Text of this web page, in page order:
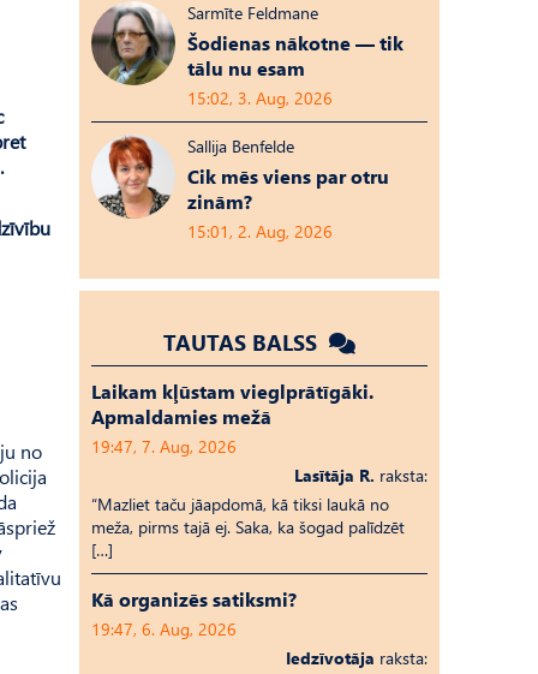
no
Sarmīte Feldmane
Šodienas nākotne — tik
tālu nu esam
15:02, 3. Aug, 2026
Sallija Benfelde
Cik mēs viens par otru
zinām?
15:01, 2. Aug, 2026
TAUTAS BALSS
Laikam kļūstam vieglprātīgāki.
Apmaldamies mežā
19:47, 7. Aug, 2026
Lasītāja R. raksta:
“Mazliet taču jāapdomā, kā tiksi laukā no
meža, pirms tajā ej. Saka, ka šogad palīdzēt
[…]
Kā organizēs satiksmi?
19:47, 6. Aug, 2026
Iedzīvotāja raksta: